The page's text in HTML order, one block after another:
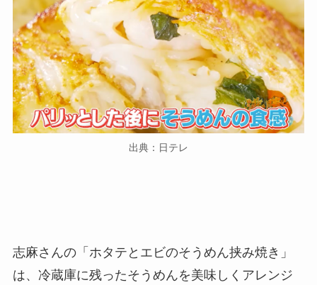
出典：日テレ
志麻さんの「ホタテとエビのそうめん挟み焼き」
は、冷蔵庫に残ったそうめんを美味しくアレンジ